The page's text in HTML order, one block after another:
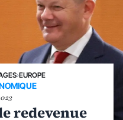
›EUROPE
redevenue